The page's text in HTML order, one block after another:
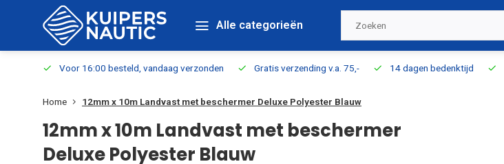
Alle categorieën
Voor 16:00 besteld, vandaag verzonden Gratis verzending v.a. 75,- 14 dagen bedenktijd
Home 12mm x 10m Landvast met beschermer Deluxe Polyester Blauw
12mm x 10m Landvast met beschermer
Deluxe Polyester Blauw